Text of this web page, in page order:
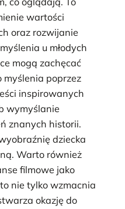
wartości
oraz rozwijanie
u młodych
mogą zachęcać
myślenia poprzez
inspirowanych
wymyślanie
znanych historii.
dziecka
Warto również
filmowe jako
nie tylko wzmacnia
okazję do